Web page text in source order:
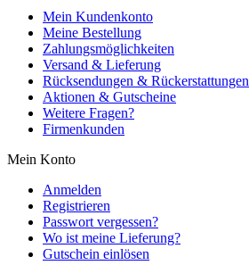
Mein Kundenkonto
Meine Bestellung
Zahlungsmöglichkeiten
Versand & Lieferung
Rücksendungen & Rückerstattungen
Aktionen & Gutscheine
Weitere Fragen?
Firmenkunden
Mein Konto
Anmelden
Registrieren
Passwort vergessen?
Wo ist meine Lieferung?
Gutschein einlösen